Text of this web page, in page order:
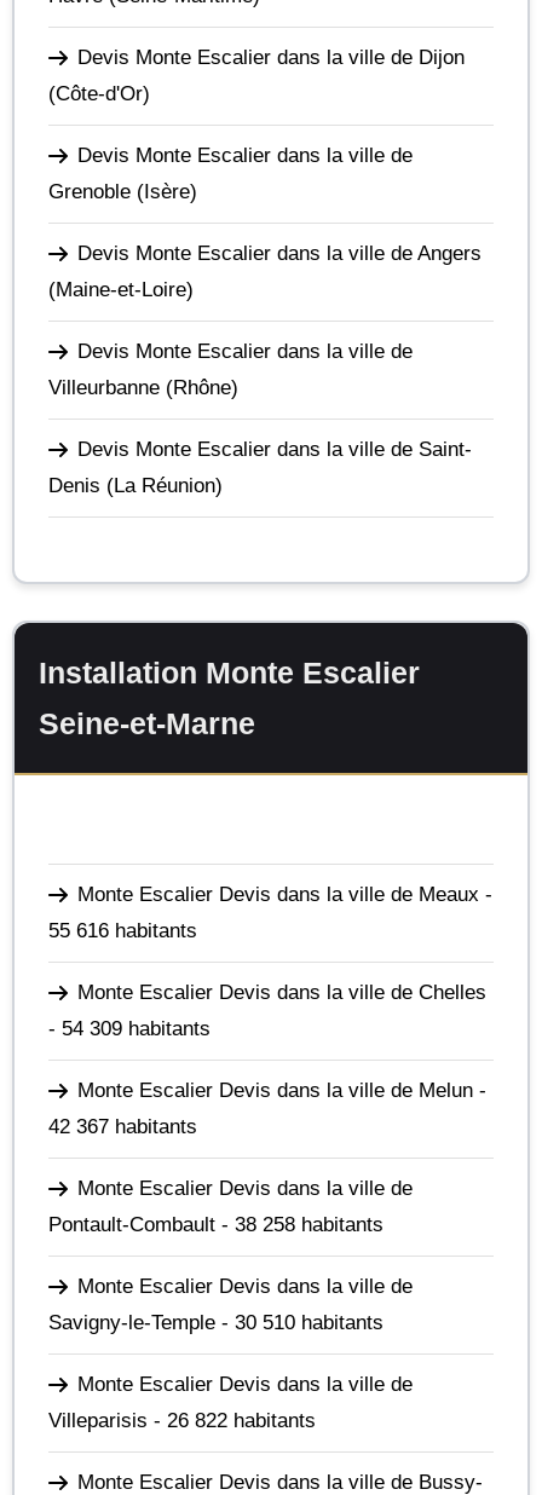
Devis Monte Escalier dans la ville de Dijon
(Côte-d'Or)
Devis Monte Escalier dans la ville de
Grenoble (Isère)
Devis Monte Escalier dans la ville de Angers
(Maine-et-Loire)
Devis Monte Escalier dans la ville de
Villeurbanne (Rhône)
Devis Monte Escalier dans la ville de Saint-
Denis (La Réunion)
Installation Monte Escalier
Seine-et-Marne
Monte Escalier Devis dans la ville de Meaux -
55 616 habitants
Monte Escalier Devis dans la ville de Chelles
- 54 309 habitants
Monte Escalier Devis dans la ville de Melun -
42 367 habitants
Monte Escalier Devis dans la ville de
Pontault-Combault - 38 258 habitants
Monte Escalier Devis dans la ville de
Savigny-le-Temple - 30 510 habitants
Monte Escalier Devis dans la ville de
Villeparisis - 26 822 habitants
Monte Escalier Devis dans la ville de Bussy-